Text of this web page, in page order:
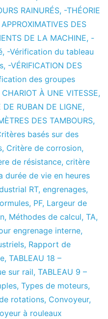
RAINURÉS, -THÉORIE
DES
DE LA MACHINE, -
, -Vérification du tableau
, -VÉRIFICATION DES
des groupes
À UNE VITESSE,
RUBAN DE LIGNE,
DES TAMBOURS,
basés sur des
, Critère de corrosion,
de résistance, critère
durée de vie en heures
RT, engrenages,
, PF, Largeur de
, Méthodes de calcul, TA,
engrenage interne,
, Rapport de
, TABLEAU 18 –
sur rail, TABLEAU 9 –
, Types de moteurs,
rotations, Convoyeur,
à rouleaux